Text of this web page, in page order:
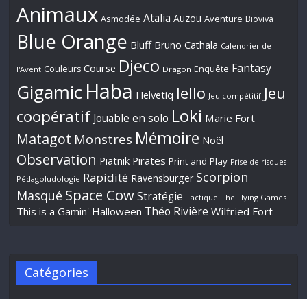
Animaux Asmodée Atalia Auzou Aventure Bioviva
Blue Orange Bluff Bruno Cathala Calendrier de
l'Avent Couleurs Course Djeco Dragon Enquête Fantasy
Gigamic Haba Helvetiq Iello Jeu compétitif Jeu
coopératif Jouable en solo Loki Marie Fort
Matagot Monstres Mémoire Noël
Observation Piatnik Pirates Print and Play Prise de risques
Pédagoludologie Rapidité Ravensburger Scorpion
Masqué Space Cow Stratégie Tactique The Flying Games
This is a Gamin' Halloween Théo Rivière Wilfried Fort
Catégories